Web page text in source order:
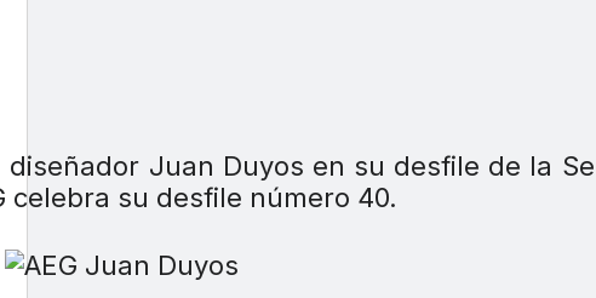
Juan Duyos en su desfile de la
celebra su desfile número 40.